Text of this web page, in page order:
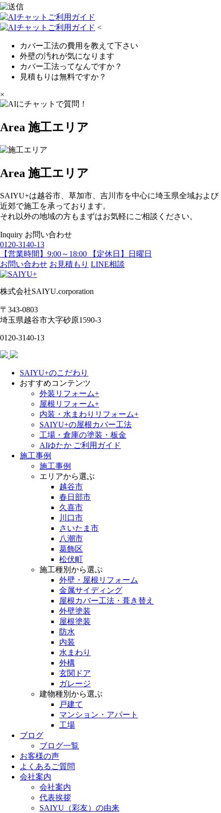
<
カバー工法の費用を教えて下さい
外壁の汚れが気になります
カバー工法ってなんですか？
見積もりは無料ですか？
×
Area 施工エリア
Area 施工エリア
SAIYU+は越谷市、草加市、吉川市を中心に埼玉県全域および
近郊で施工を承っております。
それ以外の地域の方もまずはお気軽にご相談ください。
Inquiry お問い合わせ
0120-3140-13
【営業時間】9:00～18:00 【定休日】日曜日
お問い合わせ お見積もり LINE相談
株式会社SAIYU.corporation
〒343-0803
埼玉県越谷市大字砂原1590-3
0120-3140-13
SAIYU+のこだわり
おすすめコンテンツ
外装リフォーム+
屋根リフォーム+
内装・水まわりリフォーム+
SAIYU+の屋根カバー工法
工場・倉庫の塗装・板金
AIゆたか ご利用ガイド
施工事例
施工事例
エリアから選ぶ
越谷市
春日部市
久喜市
川口市
さいたま市
八潮市
葛飾区
松伏町
施工種別から選ぶ
外壁・屋根リフォーム
金属サイディング
屋根カバー工法・葺き替え
外壁塗装
屋根塗装
防水
内装
水まわり
外構
玄関ドア
ガレージ
建物種別から選ぶ
戸建て
マンション・アパート
工場
ブログ
ブログ一覧
お客様の声
よくあるご質問
会社案内
会社案内
代表挨拶
SAIYU（彩友）の由来